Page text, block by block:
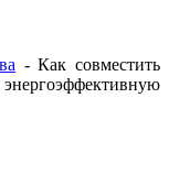
-Как совместить